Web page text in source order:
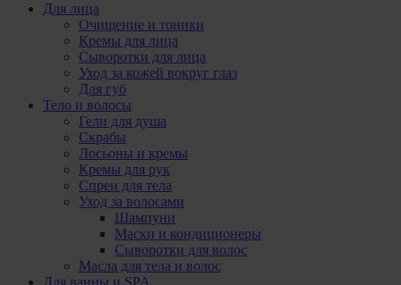
Для лица
Очищение и тоники
Кремы для лица
Сыворотки для лица
Уход за кожей вокруг глаз
Для губ
Тело и волосы
Гели для душа
Скрабы
Лосьоны и кремы
Кремы для рук
Спреи для тела
Уход за волосами
Шампуни
Маски и кондиционеры
Сыворотки для волос
Масла для тела и волос
Для ванны и SPA